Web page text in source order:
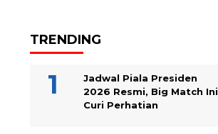
TRENDING
Jadwal Piala Presiden
2026 Resmi, Big Match Ini
Curi Perhatian